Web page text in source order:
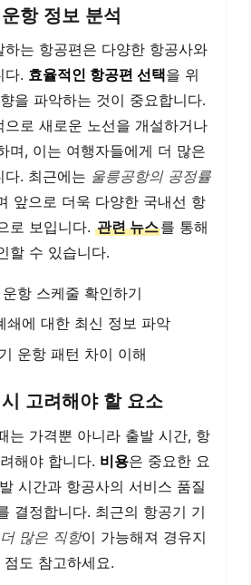
항 정보 분석
하는 항공편은 다양한 항공사와
다. 효율적인 항공편 선택을 위
을 파악하는 것이 중요합니다.
으로 새로운 노선을 개설하거나
며, 이는 여행자들에게 더 많은
다. 최근에는 울릉공항의 공정률
앞으로 더욱 다양한 국내선 항
로 보입니다. 관련 뉴스를 통해
할 수 있습니다.
항 스케줄 확인하기
쇄에 대한 최신 정보 파악
운항 패턴 차이 이해
고려해야 할 요소
는 가격뿐 아니라 출발 시간, 항
해야 합니다. 비용은 중요한 요
시간과 항공사의 서비스 품질
결정합니다. 최근의 항공기 기
더 많은 직항이 가능해져 경유지
도 참고하세요.